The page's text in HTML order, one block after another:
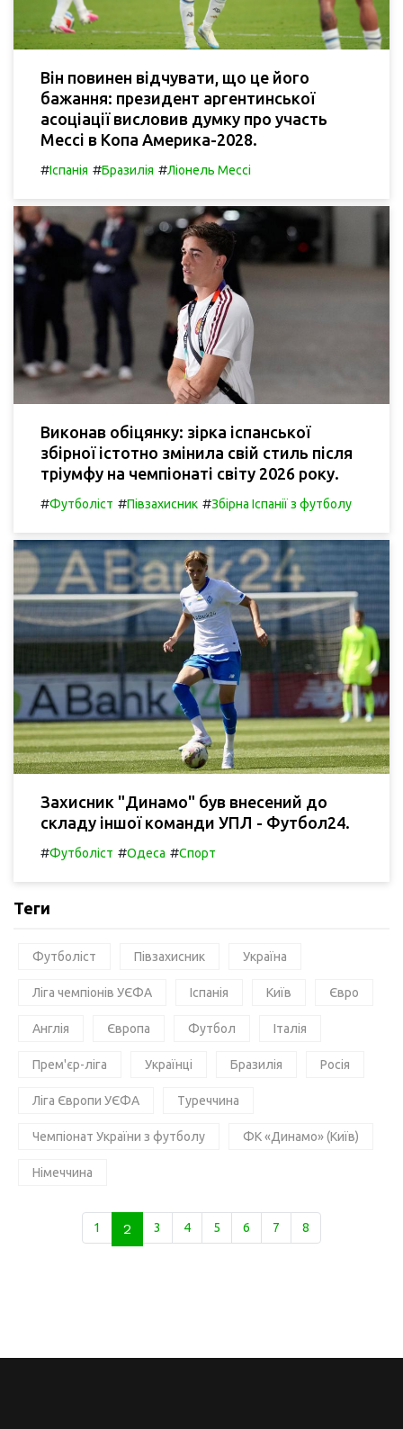
Він повинен відчувати, що це його
бажання: президент аргентинської
асоціації висловив думку про участь
Мессі в Копа Америка-2028.
#Іспанія #Бразилія #Ліонель Мессі
Виконав обіцянку: зірка іспанської
збірної істотно змінила свій стиль після
тріумфу на чемпіонаті світу 2026 року.
#Футболіст #Півзахисник #Збірна Іспанії з футболу
Захисник "Динамо" був внесений до
складу іншої команди УПЛ - Футбол24.
#Футболіст #Одеса #Спорт
Теги
Футболіст Півзахисник Україна
Ліга чемпіонів УЄФА Іспанія Київ Євро
Англія Європа Футбол Італія
Прем'єр-ліга Українці Бразилія Росія
Ліга Європи УЄФА Туреччина
Чемпіонат України з футболу ФК «Динамо» (Київ)
Німеччина
1 2 3 4 5 6 7 8